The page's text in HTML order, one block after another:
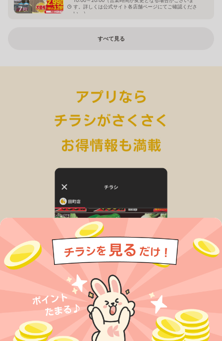
7枚
す。詳しくは公式サイト各店舗ページにてご確認くださ
い。）
すべて見る